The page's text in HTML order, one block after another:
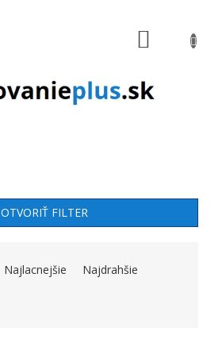
OTVORIŤ FILTER
Najlacnejšie Najdrahšie